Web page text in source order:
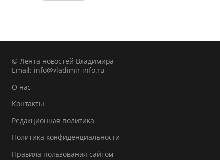
© Лента новостей Владимира
Email: info@vladimir-info.ru
О нас
Контакты
Редакционная политика
Политика конфиденциальности
Правила пользования сайтом